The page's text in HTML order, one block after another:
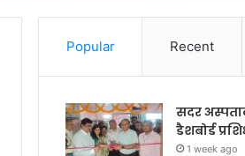
Popular Recent
सदर
डैशबोर्ड
1 week ago